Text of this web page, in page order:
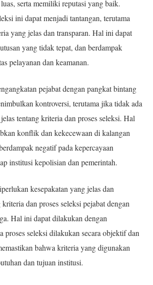
serta memiliki reputasi yang baik.
ini dapat menjadi tantangan, terutama
yang jelas dan transparan. Hal ini dapat
yang tidak tepat, dan berdampak
pelayanan dan keamanan.
pejabat dengan pangkat bintang
kontroversi, terutama jika tidak ada
tentang kriteria dan proses seleksi. Hal
konflik dan kekecewaan di kalangan
negatif pada kepercayaan
institusi kepolisian dan pemerintah.
kesepakatan yang jelas dan
dan proses seleksi pejabat dengan
Hal ini dapat dilakukan dengan
proses seleksi dilakukan secara objektif dan
bahwa kriteria yang digunakan
dan tujuan institusi.